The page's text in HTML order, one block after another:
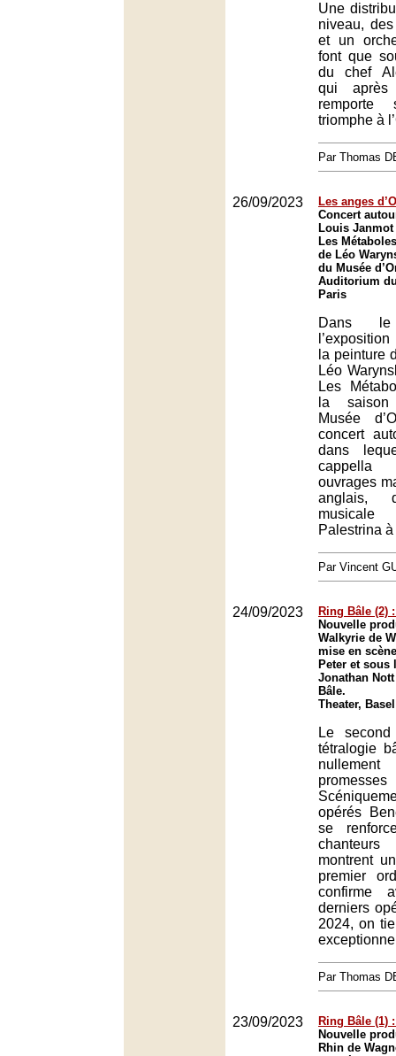
Une
niveau,
et un
font que
du chef
qui après
remporte
triomphe à
Par Thomas
26/09/2023
Les anges
Concert
Louis Janmot
Les
de Léo
du Musée
Auditorium
Paris
Dans
la peinture
Léo
Les
la
Musée
concert
dans
cappella
ouvrages
anglais,
Palestrina
Par Vincent
24/09/2023
Ring Bâle (2)
Nouvelle
Walkyrie de
mise en
Peter et sous
Jonathan
Bâle.
Theater, Basel
Le
tétralogie
opérés
se
montrent
premier
confirme
derniers
2024, on
Par Thomas
23/09/2023
Ring Bâle (1)
Nouvelle
Rhin de